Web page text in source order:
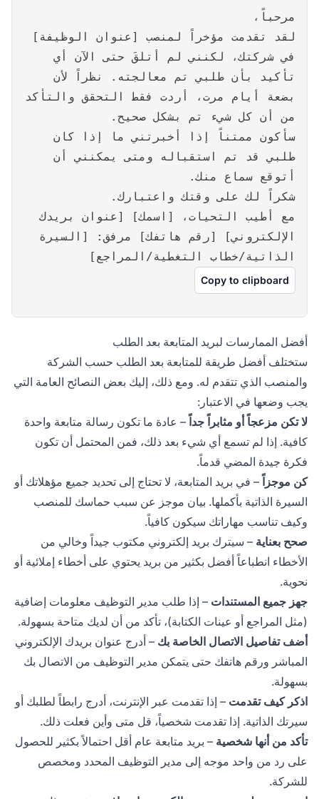
مرحباً،
لقد تقدمت مؤخراً لمنصب [عنوان الوظيفة]
في شركتك، لكنني لم أتلقَ حتى الآن أي
تأكيد بأن طلبي تم معالجته. نظراً لأن
بضعة أيام مرت، أردت فقط التحقق والتأكد
من أن كل شيء تم بشكل صحيح.
سأكون ممتناً إذا أخبرتني ما إذا كان
طلبي قد تم استقباله ومتى يمكنني أن
أتوقع سماع منك.
شكراً لك على وقتك واعتبارك.
مع أطيب التحيات، [اسمك] [عنوان بريدك
الإلكتروني] [رقم هاتفك] مرفق: [السيرة
الذاتية/خطاب التغطية/المراجع]
Copy to clipboard
أفضل الممارسات لبريد المتابعة بعد الطلب
ستختلف أفضل طريقة للمتابعة بعد الطلب حسب الشركة
والمنصب الذي تتقدم له. ومع ذلك، إليك بعض النصائح العامة التي
يجب وضعها في الاعتبار:
لا تكن مزعجاً أو مثابراً جداً– عادة ما تكون رسالة متابعة واحدة
كافية. إذا لم تسمع أي شيء بعد ذلك، فمن المحتمل أن تكون
فكرة جيدة المضي قدماً.
كن موجزاً– في بريد المتابعة، لا تحتاج إلى تحديد جميع مؤهلاتك أو
السيرة الذاتية بأكملها. بيان موجز عن سبب حماسك للمنصب
وكيف تناسب مهاراتك سيكون كافياً.
صحح بعناية – سيترك بريد إلكتروني مكتوب جيداً وخالي من
الأخطاء انطباعاً أفضل بكثير من بريد يحتوي على أخطاء إملائية أو
نحوية.
جهز جميع المستندات – إذا طلب مدير التوظيف معلومات إضافية
(مثل المراجع أو عينات الكتابة)، تأكد من أن لديك متاحة بسهولة.
أضف تفاصيل الاتصال الخاصة بك – أدرج عنوان بريدك الإلكتروني
المباشر ورقم هاتفك حتى يتمكن مدير التوظيف من الاتصال بك
بسهولة.
اذكر كيف تقدمت – إذا تقدمت عبر الإنترنت، أدرج رابطاً لطلبك أو
سيرتك الذاتية. إذا تقدمت شخصياً، قل متى وأين فعلت ذلك.
تأكد من أنها شخصية – بريد متابعة عام أقل احتمالاً بكثير للحصول
على رد من واحد موجه إلى مدير التوظيف المحدد ومخصص
للشركة.